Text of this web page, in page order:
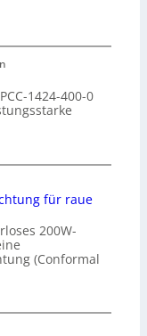
1424-400-0
für raue
200W-
(Conformal